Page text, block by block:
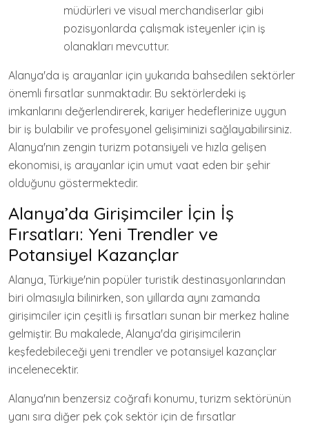
müdürleri ve visual merchandiserlar gibi
pozisyonlarda çalışmak isteyenler için iş
olanakları mevcuttur.
Alanya'da iş arayanlar için yukarıda bahsedilen sektörler
önemli fırsatlar sunmaktadır. Bu sektörlerdeki iş
imkanlarını değerlendirerek, kariyer hedeflerinize uygun
bir iş bulabilir ve profesyonel gelişiminizi sağlayabilirsiniz.
Alanya'nın zengin turizm potansiyeli ve hızla gelişen
ekonomisi, iş arayanlar için umut vaat eden bir şehir
olduğunu göstermektedir.
Alanya’da Girişimciler İçin İş
Fırsatları: Yeni Trendler ve
Potansiyel Kazançlar
Alanya, Türkiye'nin popüler turistik destinasyonlarından
biri olmasıyla bilinirken, son yıllarda aynı zamanda
girişimciler için çeşitli iş fırsatları sunan bir merkez haline
gelmiştir. Bu makalede, Alanya'da girişimcilerin
keşfedebileceği yeni trendler ve potansiyel kazançlar
incelenecektir.
Alanya'nın benzersiz coğrafi konumu, turizm sektörünün
yanı sıra diğer pek çok sektör için de fırsatlar